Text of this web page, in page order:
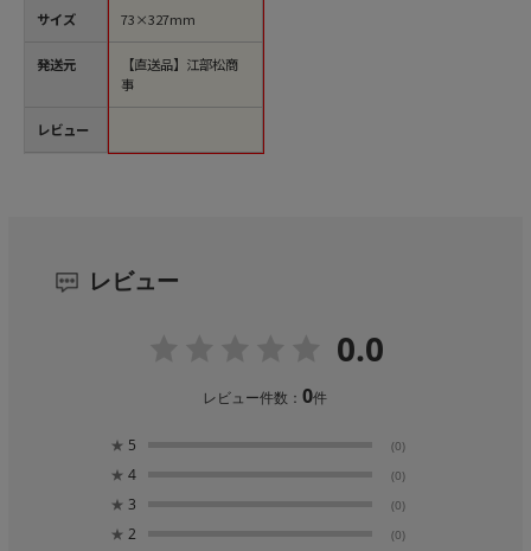
サイズ
発送元
レビュー
73×327mm
【直送品】江部松商
事
レビュー
0.0
レビュー件数：0件
★ 5 (0)
★ 4 (0)
★ 3 (0)
★ 2 (0)